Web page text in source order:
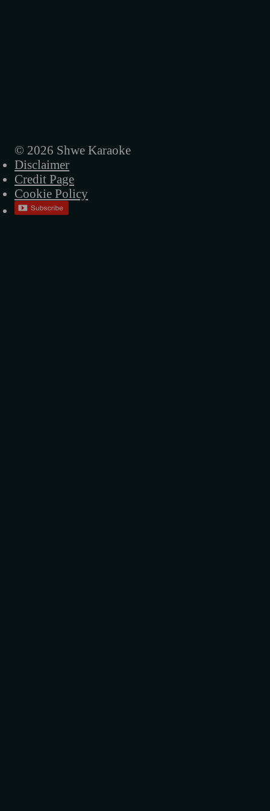
© 2026 Shwe Karaoke
Disclaimer
Credit Page
Cookie Policy